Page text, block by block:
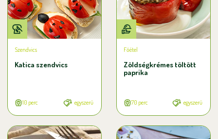
Szendvics
Katica szendvics
10 perc egyszerű
Főétel
Zöldségkrémes töltött
paprika
70 perc egyszerű